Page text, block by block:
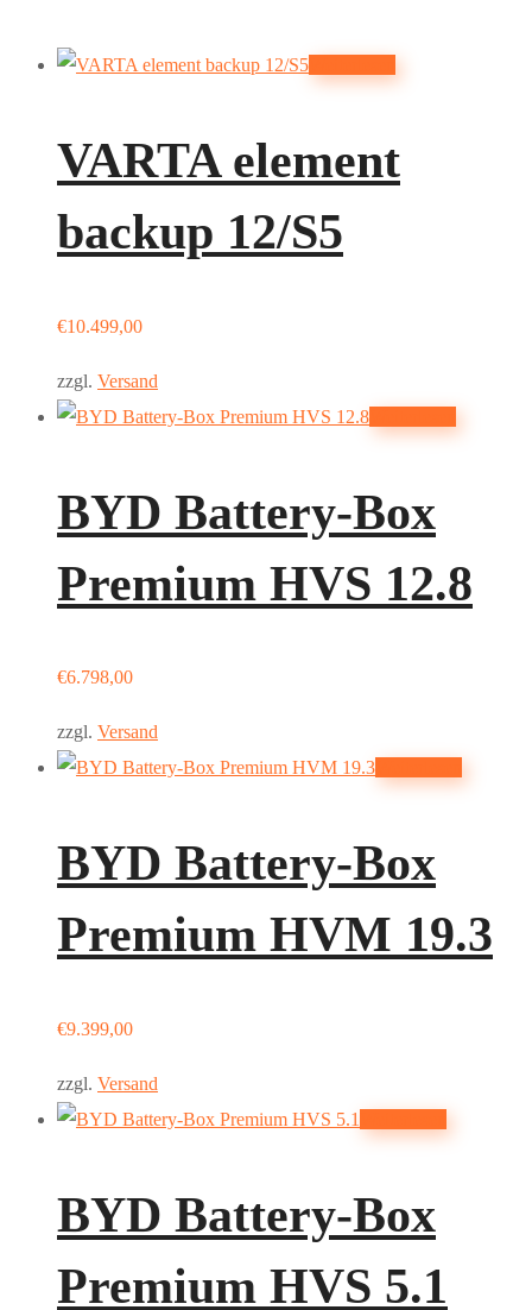
VARTA element
backup 12/S5
€10.499,00
zzgl. Versand
BYD Battery-Box
Premium HVS 12.8
€6.798,00
zzgl. Versand
BYD Battery-Box
Premium HVM 19.3
€9.399,00
zzgl. Versand
BYD Battery-Box
Premium HVS 5.1